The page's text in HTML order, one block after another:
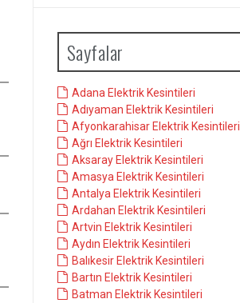
Sayfalar
Adana Elektrik Kesintileri
Adıyaman Elektrik Kesintileri
Afyonkarahisar Elektrik Kesintileri
Ağrı Elektrik Kesintileri
Aksaray Elektrik Kesintileri
Amasya Elektrik Kesintileri
Antalya Elektrik Kesintileri
Ardahan Elektrik Kesintileri
Artvin Elektrik Kesintileri
Aydın Elektrik Kesintileri
Balıkesir Elektrik Kesintileri
Bartın Elektrik Kesintileri
Batman Elektrik Kesintileri